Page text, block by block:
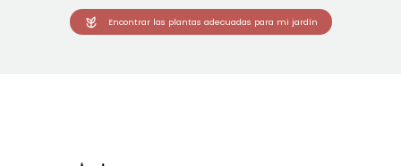
Encontrar las plantas adecuadas para mi jardín